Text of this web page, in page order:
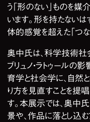
う「形のない」ものを
います。形を持たない
体的感覚を超えた「つな
奥中氏は、科学技術
ブリュノ・ラトゥールの
育学と社会学に、自然
り方を見直すことを提
す。本展示では、奥中
景や、作品に落とし込